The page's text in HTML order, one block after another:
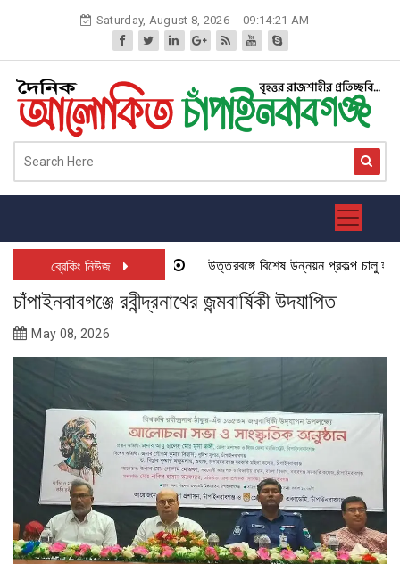
Saturday, August 8, 2026 09:14:21 AM
ব্রেকিং নিউজ উত্তরবঙ্গে বিশেষ উন্নয়ন প্রকল্প চালু হতে
চাঁপাইনবাবগঞ্জে রবীন্দ্রনাথের জন্মবার্ষিকী উদযাপিত
May 08, 2026